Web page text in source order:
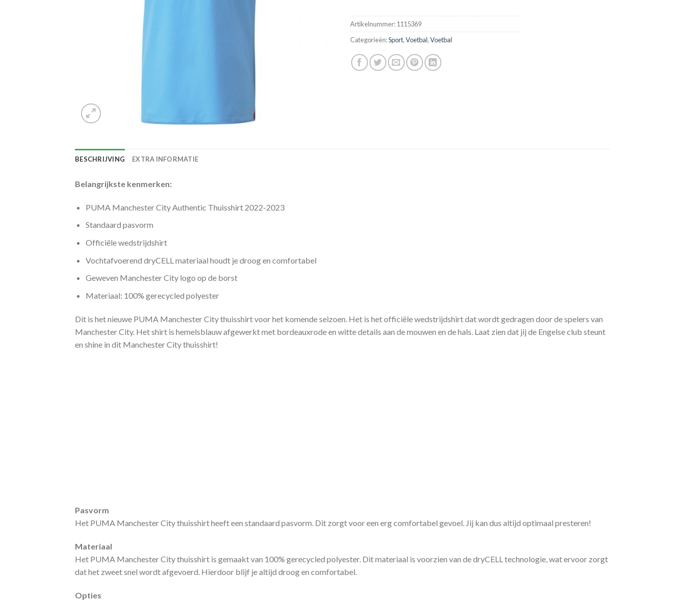
Artikelnummer:1115369
Categorieën:Sport,Voetbal,Voetbal
BESCHRIJVING EXTRA INFORMATIE
Belangrijkste kenmerken:
PUMA Manchester City Authentic Thuisshirt 2022-2023
Standaard pasvorm
Officiële wedstrijdshirt
Vochtafvoerend dryCELL materiaal houdt je droog en comfortabel
Geweven Manchester City logo op de borst
Materiaal: 100% gerecycled polyester
Dit is het nieuwe PUMA Manchester City thuisshirt voor het komende seizoen. Het is het officiële wedstrijdshirt dat wordt gedragen door de spelers van
Manchester City. Het shirt is hemelsblauw afgewerkt met bordeauxrode en witte details aan de mouwen en de hals. Laat zien dat jij de Engelse club steunt
en shine in dit Manchester City thuisshirt!
Pasvorm
Het PUMA Manchester City thuisshirt heeft een standaard pasvorm. Dit zorgt voor een erg comfortabel gevoel. Jij kan dus altijd optimaal presteren!
Materiaal
Het PUMA Manchester City thuisshirt is gemaakt van 100% gerecycled polyester. Dit materiaal is voorzien van de dryCELL technologie, wat ervoor zorgt
dat het zweet snel wordt afgevoerd. Hierdoor blijf je altijd droog en comfortabel.
Opties